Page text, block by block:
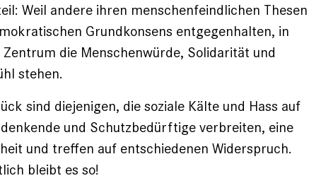
Weil andere ihren menschenfeindlichen ­Thesen
Grund­konsens entgegen­halten, in
Zentrum die Menschenwürde, ­Solidarität und
stehen.
sind die­jenigen, die ­soziale Kälte und Hass auf
und Schutzbedürftige verbreiten, eine
und ­treffen auf entschiedenen Widerspruch.
bleibt es so!